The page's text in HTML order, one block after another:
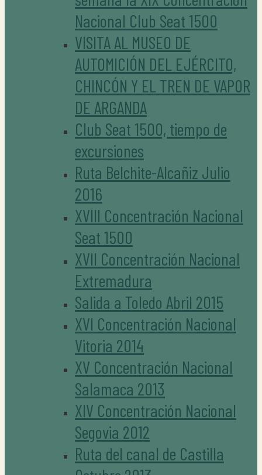
Nacional Club Seat 1500
VISITA AL MUSEO DE
AUTOMICIÓN DEL EJÉRCITO,
CHINCÓN Y EL TREN DE VAPOR
DE ARGANDA
Club Seat 1500, tiempo de
excursiones
Ruta Belchite-Alcañiz Julio
2016
XVIII Concentración Nacional
Seat 1500
XVII Concentración Nacional
Extremadura
Salida a Toledo Abril 2015
XVI Concentración Nacional
Vitoria 2014
XV Concentración Nacional
Salamaca 2013
XIV Concentración Nacional
Segovia 2012
Ruta del canal de Castilla